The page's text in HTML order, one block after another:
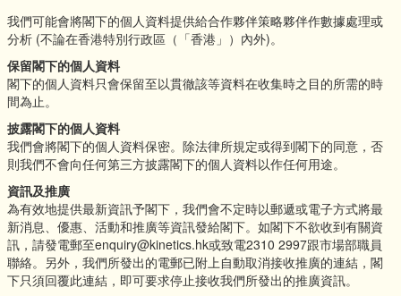
我們可能會將閣下的個人資料提供給合作夥伴策略夥伴作數據處理或
分析 (不論在香港特別行政區（「香港」）內外)。
保留閣下的個人資料
閣下的個人資料只會保留至以貫徹該等資料在收集時之目的所需的時
間為止。
披露閣下的個人資料
我們會將閣下的個人資料保密。除法律所規定或得到閣下的同意，否
則我們不會向任何第三方披露閣下的個人資料以作任何用途。
資訊及推廣
為有效地提供最新資訊予閣下，我們會不定時以郵遞或電子方式將最
新消息、優惠、活動和推廣等資訊發給閣下。如閣下不欲收到有關資
訊，請發電郵至enquiry@kinetics.hk或致電2310 2997跟市場部職員
聯絡。另外，我們所發出的電郵已附上自動取消接收推廣的連結，閣
下只須回覆此連結，即可要求停止接收我們所發出的推廣資訊。